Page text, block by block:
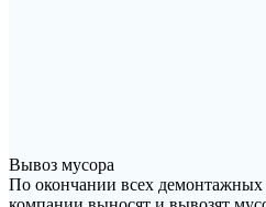
Вывоз мусора
По окончании всех демонтажных